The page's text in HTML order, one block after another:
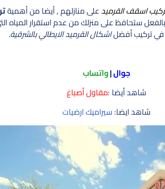
اسقف القرميدعلى منازلهم , أيضا من أهمية
ستحافظ على منزلك من عدم استقرار المياه
تركيب أفضلاشكال القرميد الايطالي بالشرقية.
جوال|واتساب
شاهد أيضا :مقاول أصباغ
شاهد ايضا: سيراميك ارضيات